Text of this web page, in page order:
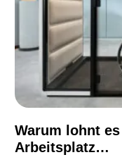
Warum lohnt
Arbeitsplatz…